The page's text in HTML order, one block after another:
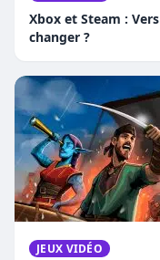
Xbox et Steam :
changer ?
JEUX VIDÉO